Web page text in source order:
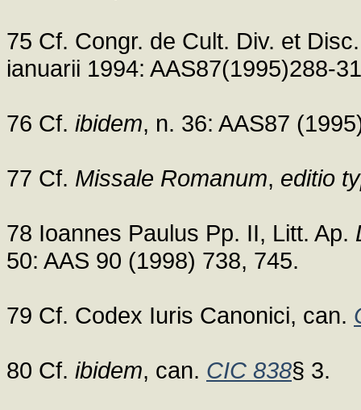
75 Cf. Congr. de Cult. Div. et
ianuarii 1994: AAS87(1995)288-
76 Cf. ibidem, n. 36: AAS87
77 Cf. Missale Romanum, editio
78 Ioannes Paulus Pp. II, Litt. Ap.
50: AAS 90 (1998) 738, 745.
79 Cf. Codex Iuris Canonici, can.
80 Cf. ibidem, can. CIC 838§ 3.